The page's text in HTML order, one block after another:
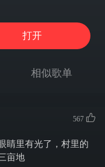
赏
尝
章
章
蛮荒
飞翔
打开
相似歌单
567
睛里有光了，村里的
亩地